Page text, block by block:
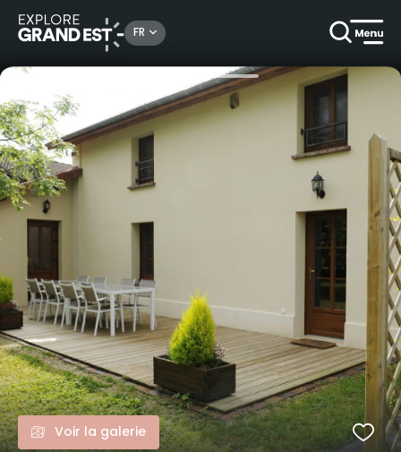
FR
Locations de vacances Gîte Le Pré des Marguerites
Voir la galerie